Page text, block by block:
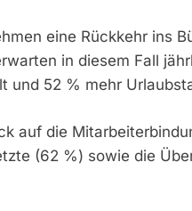
eine Rückkehr ins
in diesem Fall
und 52 % mehr
auf die
(62 %) sowie die